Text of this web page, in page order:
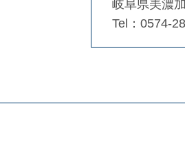
岐阜県美濃
Tel：0574-